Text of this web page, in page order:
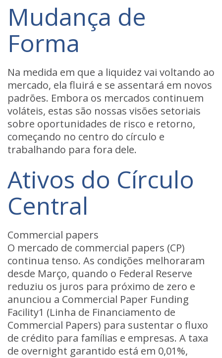
Mudança de
Forma
Na medida em que a liquidez vai voltando ao
mercado, ela fluirá e se assentará em novos
padrões. Embora os mercados continuem
voláteis, estas são nossas visões setoriais
sobre oportunidades de risco e retorno,
começando no centro do círculo e
trabalhando para fora dele.
Ativos do Círculo
Central
Commercial papers
O mercado de commercial papers (CP)
continua tenso. As condições melhoraram
desde Março, quando o Federal Reserve
reduziu os juros para próximo de zero e
anunciou a Commercial Paper Funding
Facility1 (Linha de Financiamento de
Commercial Papers) para sustentar o fluxo
de crédito para famílias e empresas. A taxa
de overnight garantido está em 0,01%,